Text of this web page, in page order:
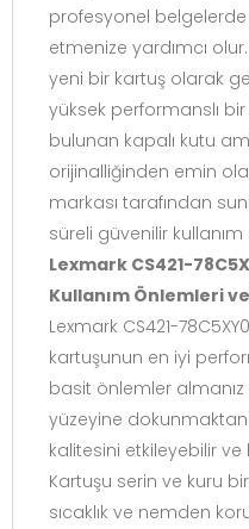
profesyonel
etmenize yardımcı olur.
yeni bir kartuş olarak
yüksek performanslı
bulunan kapalı kutu
orijinalliğinden emin
markası tarafından
süreli güvenilir
Lexmark CS421-
Kullanım Önlemleri
Lexmark CS421-
kartuşunun en iyi
basit önlemler
yüzeyine dokunmaktan
kalitesini etkileyebilir ve
Kartuşu serin ve kuru
sıcaklık ve nemden